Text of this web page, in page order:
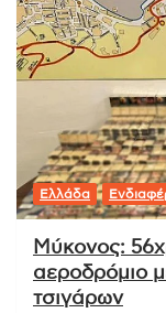
Ελλάδα
Μύκονος:
αεροδρόμιο
τσιγάρων